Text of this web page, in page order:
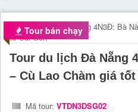
Tour bán chạy
Tour du lịch Đà Nẵng
– Cù Lao Chàm giá
Mã tour: VTDN3DSG02